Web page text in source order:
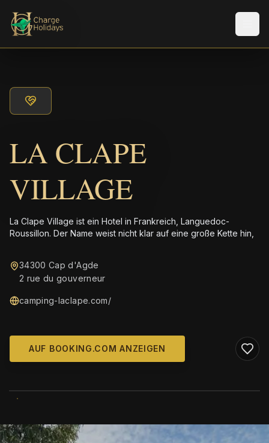
LA CLAPE
VILLAGE
La Clape Village ist ein Hotel in Frankreich, Languedoc-
Roussillon. Der Name weist nicht klar auf eine große Kette hin,
34300 Cap d'Agde
2 rue du gouverneur
camping-laclape.com/
AUF BOOKING.COM ANZEIGEN